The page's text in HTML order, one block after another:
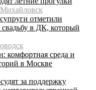
отметили
в ДК, который
комфортная среда и
в Москве
за поддержку